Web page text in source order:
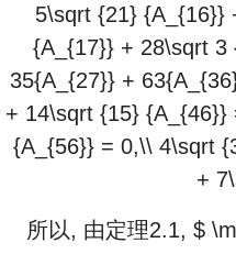
5\sqrt {21} {A_{16}}
{A_{17}} + 28\sqrt
35{A_{27}} +
+ 14\sqrt {15}
{A_{56}} = 0,\\ 4\sqrt
+
所以, 由定理2.1, $